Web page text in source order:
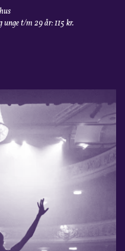
t/m 29 år: 115 kr.